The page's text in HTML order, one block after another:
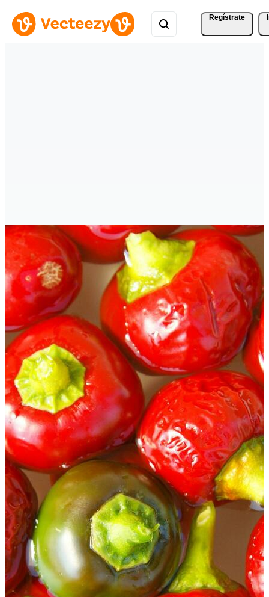
Regístrate